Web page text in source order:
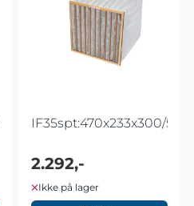
IF35spt:470x233x300/5
2.292,-
Ikke på lager